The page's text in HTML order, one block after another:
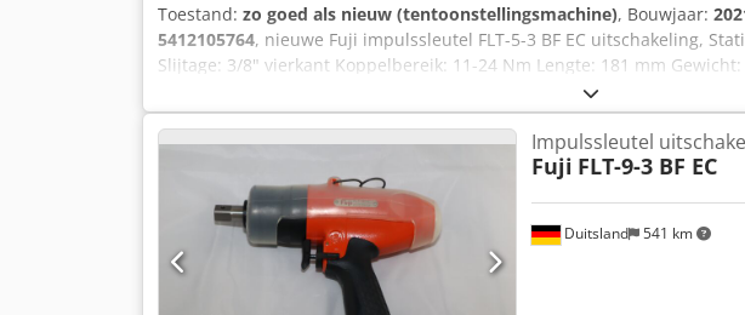
Toestand: zo goed als nieuw (tentoonstellingsmachine), Bouwjaar:
5412105764, nieuwe Fuji impulssleutel FLT-5-3 BF EC uitschakeling,
Slijtage: 3/8" vierkant Koppelbereik: 11-24 Nm Lengte: 181 mm
voor industriële productie en onderhoud op aanvraag. Chjdpfx Alov
Duitsland 541 km
Impulssleutel
Fuji FLT-9-3 BF EC